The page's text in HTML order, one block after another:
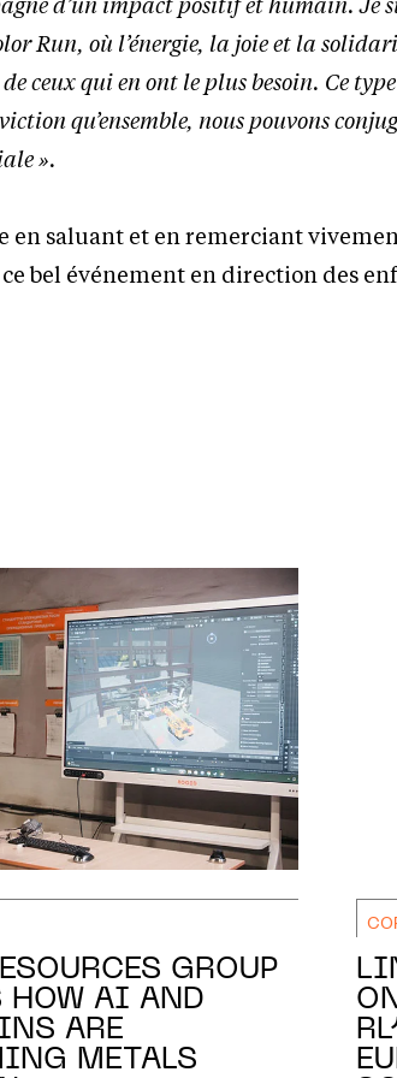
Run, où l’énergie, la joie et la
ceux qui en ont le plus besoin. Ce type
qu’ensemble, nous pouvons
».
en saluant et en remerciant
bel événement en direction des
GROUP
HOW AI AND
ARE
METALS